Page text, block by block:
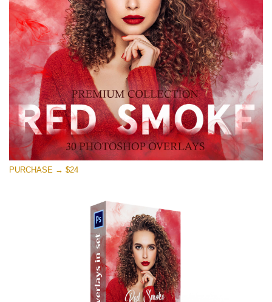
(1783 Overlays)
Large 6000*4000px
Download Gratuito
PURCHASE → $24